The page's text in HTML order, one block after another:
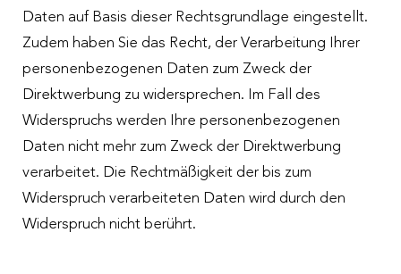
Daten auf Basis dieser Rechtsgrundlage eingestellt.
Zudem haben Sie das Recht, der Verarbeitung Ihrer
personenbezogenen Daten zum Zweck der
Direktwerbung zu widersprechen. Im Fall des
Widerspruchs werden Ihre personenbezogenen
Daten nicht mehr zum Zweck der Direktwerbung
verarbeitet. Die Rechtmäßigkeit der bis zum
Widerspruch verarbeiteten Daten wird durch den
Widerspruch nicht berührt.